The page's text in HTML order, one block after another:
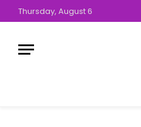
Thursday, August 6